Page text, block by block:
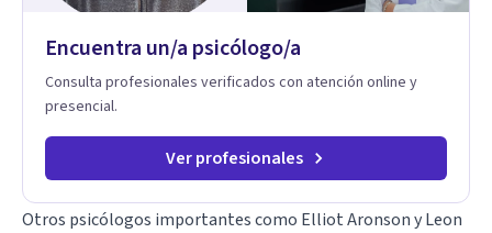
Encuentra un/a psicólogo/a
Consulta profesionales verificados con atención online y
presencial.
Ver profesionales
Otros psicólogos importantes como Elliot Aronson yLeon